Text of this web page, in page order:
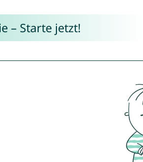
– Starte jetzt!